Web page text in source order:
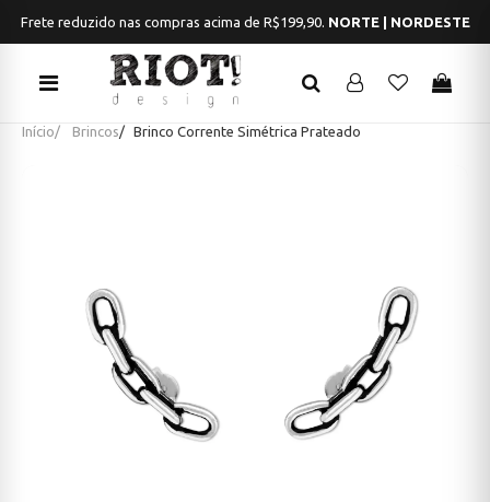
Frete Grátis em compras acima de R$199,90.SUL | SUDESTE | CENTRO-
Início Brincos Brinco Corrente Simétrica Prateado